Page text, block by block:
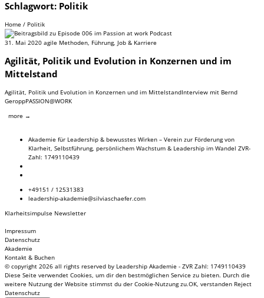
Schlagwort: Politik
Home / Politik
31. Mai 2020 agile Methoden, Führung, Job & Karriere
Agilität, Politik und Evolution in Konzernen und im
Mittelstand
Agilität, Politik und Evolution in Konzernen und im MittelstandInterview mit Bernd
GeroppPASSION@WORK
more →
Akademie für Leadership & bewusstes Wirken – Verein zur Förderung von
Klarheit, Selbstführung, persönlichem Wachstum & Leadership im Wandel ZVR-
Zahl: 1749110439
+49151 / 12531383
leadership-akademie@silviaschaefer.com
Klarheitsimpulse Newsletter
Impressum
Datenschutz
Akademie
Kontakt & Buchen
© copyright 2026 all rights reserved by Leadership Akademie - ZVR Zahl: 1749110439
Diese Seite verwendet Cookies, um dir den bestmöglichen Service zu bieten. Durch die
weitere Nutzung der Website stimmst du der Cookie-Nutzung zu.OK, verstanden Reject
Datenschutz